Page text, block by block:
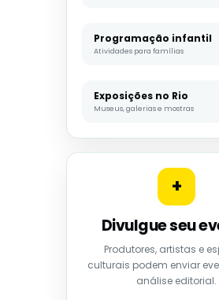
Programação infantil
Atividades para famílias
Exposições no Rio
Museus, galerias e mostras
+
Divulgue seu
Produtores, artistas e
culturais podem enviar
análise editorial.